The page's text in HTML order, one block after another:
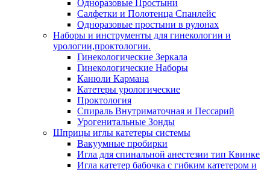
Одноразовые Простыни
Салфетки и Полотенца Спанлейс
Одноразовые простыни в рулонах
Наборы и инструменты для гинекологии и
урологии,проктологии.
Гинекологические Зеркала
Гинекологические Наборы
Канюли Кармана
Катетеры урологические
Проктология
Спираль Внутриматочная и Пессарий
Урогенитальные Зонды
Шприцы иглы катетеры системы
Вакуумные пробирки
Игла для спинальной анестезии тип Квинке
Игла катетер бабочка с гибким катетером и